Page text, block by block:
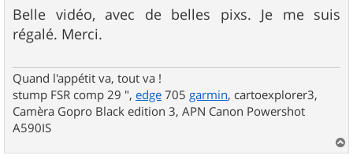
s
s
a
Belle vidéo, avec de belles pixs. Je me suis
régalé. Merci.
Quand l'appétit va, tout va !
stump FSR comp 29 ", edge 705 garmin, cartoexplorer3,
Camèra Gopro Black edition 3, APN Canon Powershot
A590IS
a